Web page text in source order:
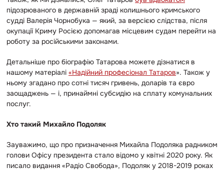
підозрюваного в державній зраді колишнього кримського
судді Валерія Чорнобука — який, за версією слідства, після
окупації Криму Росією допомагав місцевим судам перейти на
роботу за російськими законами.
Детальніше про біографію Татарова можете дізнатися в
нашому матеріалі «Надійний професіонал Татаров». Також у
ньому згадано про сотні тисяч гривень, доларів та євро
заощаджень — і, принаймні субсидію на сплату комунальних
послуг.
Хто такий Михайло Подоляк
Зауважимо, що про призначення Михайла Подоляка радником
голови Офісу президента стало відомо у квітні 2020 року. Як
писало видання «Радіо Свобода», Подоляк у 2018-2019 роках